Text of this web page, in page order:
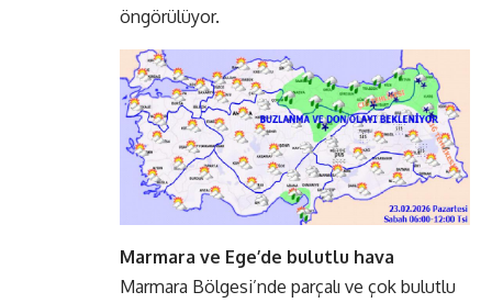
öngörülüyor.
Marmara ve Ege’de bulutlu hava
Marmara Bölgesi’nde parçalı ve çok bulutlu